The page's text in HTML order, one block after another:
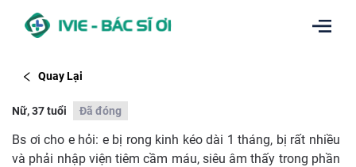
Quay Lại
Nữ, 37 tuổi Đã đóng
Bs ơi cho e hỏi: e bị rong kinh kéo dài 1 tháng, bị rất nhiều
và phải nhập viện tiêm cầm máu, siêu âm thấy trong phần